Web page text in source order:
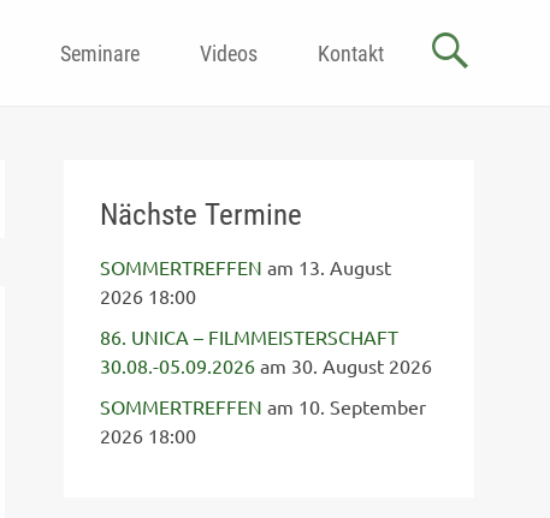
Seminare Videos Kontakt
Nächste Termine
SOMMERTREFFEN am 13. August
2026 18:00
86. UNICA – FILMMEISTERSCHAFT
30.08.-05.09.2026am 30. August 2026
SOMMERTREFFEN am 10. September
2026 18:00